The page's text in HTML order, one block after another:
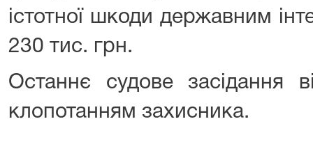
істотної шкоди державним
230 тис. грн.
Останнє судове засідання
клопотанням захисника.